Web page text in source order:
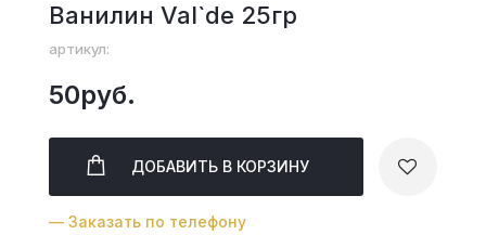
Ванилин Val`de 25гр
артикул:
50руб.
ДОБАВИТЬ В КОРЗИНУ
— Заказать по телефону